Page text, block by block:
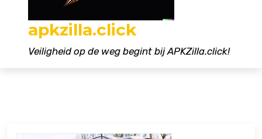
apkzilla.click
Veiligheid op de weg begint bij APKZilla.click!